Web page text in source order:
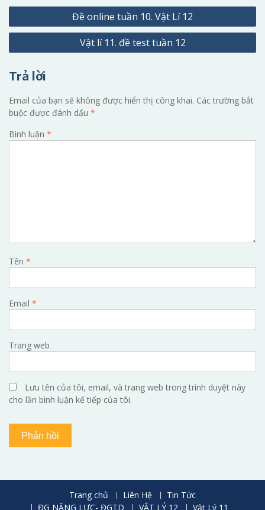
Điều
hướng
Đề online tuần 10. Vật Lí 12
Vật lí 11. đề test tuần 12
Trả lời
Email của bạn sẽ không được hiển thị công khai. Các trường bắt
buộc được đánh dấu *
Bình luận *
Tên *
Email *
Trang web
Lưu tên của tôi, email, và trang web trong trình duyệt này
cho lần bình luận kế tiếp của tôi.
Trang chủ Liên Hệ
Tin Tức
ĐG NĂNG LỰC- ĐGTD
VẬT LÝ 12 Vật Lý 11